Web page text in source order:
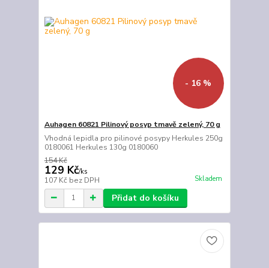
- 16 %
Auhagen 60821 Pilinový posyp tmavě zelený, 70 g
Vhodná lepidla pro pilinové posypy Herkules 250g
0180061 Herkules 130g 0180060
154 Kč
129 Kč/ks
107 Kč bez DPH Skladem
Přidat do košíku